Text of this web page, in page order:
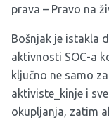
prava – Pravo na
Bošnjak je istakla
aktivnosti SOC-a
ključno ne samo
aktiviste_kinje i
okupljanja, zatim